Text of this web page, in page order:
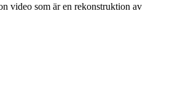
video som är en rekonstruktion av